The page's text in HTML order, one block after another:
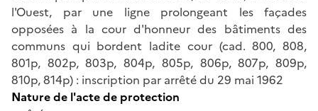
l'Ouest, par une ligne prolongeant les façades
opposées à la cour d'honneur des bâtiments des
communs qui bordent ladite cour (cad. 800, 808,
801p, 802p, 803p, 804p, 805p, 806p, 807p, 809p,
810p, 814p) : inscription par arrêté du 29 mai 1962
Nature de l'acte de protection